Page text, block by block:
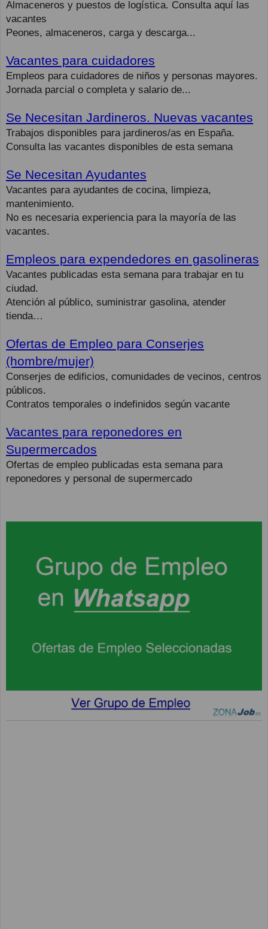
Almaceneros y puestos de logística. Consulta aquí las
vacantes
Peones, almaceneros, carga y descarga...
Vacantes para cuidadores
Empleos para cuidadores de niños y personas mayores.
Jornada parcial o completa y salario de...
Se Necesitan Jardineros. Nuevas vacantes
Trabajos disponibles para jardineros/as en España.
Consulta las vacantes disponibles de esta semana
Se Necesitan Ayudantes
Vacantes para ayudantes de cocina, limpieza,
mantenimiento.
No es necesaria experiencia para la mayoría de las
vacantes.
Empleos para expendedores en gasolineras
Vacantes publicadas esta semana para trabajar en tu
ciudad.
Atención al público, suministrar gasolina, atender
tienda…
Ofertas de Empleo para Conserjes
(hombre/mujer)
Conserjes de edificios, comunidades de vecinos, centros
públicos.
Contratos temporales o indefinidos según vacante
Vacantes para reponedores en
Supermercados
Ofertas de empleo publicadas esta semana para
reponedores y personal de supermercado